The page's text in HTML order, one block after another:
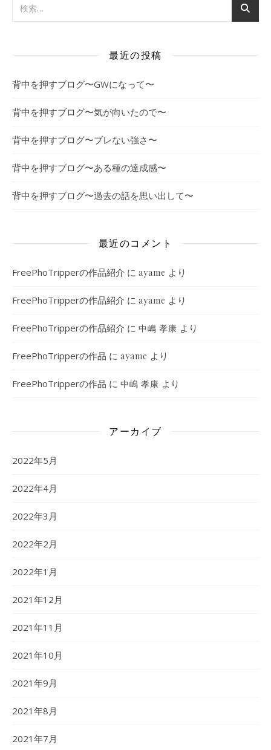
最近の投稿
背中を押すブログ〜GWになって〜
背中を押すブログ〜気が向いたので〜
背中を押すブログ〜ブレない強さ〜
背中を押すブログ〜ある種の達成感〜
背中を押すブログ〜過去の話を思い出して〜
最近のコメント
FreePhoTripperの作品紹介 に ayame より
FreePhoTripperの作品紹介 に ayame より
FreePhoTripperの作品紹介 に 中嶋 孝康 より
FreePhoTripperの作品 に ayame より
FreePhoTripperの作品 に 中嶋 孝康 より
アーカイブ
2022年5月
2022年4月
2022年3月
2022年2月
2022年1月
2021年12月
2021年11月
2021年10月
2021年9月
2021年8月
2021年7月